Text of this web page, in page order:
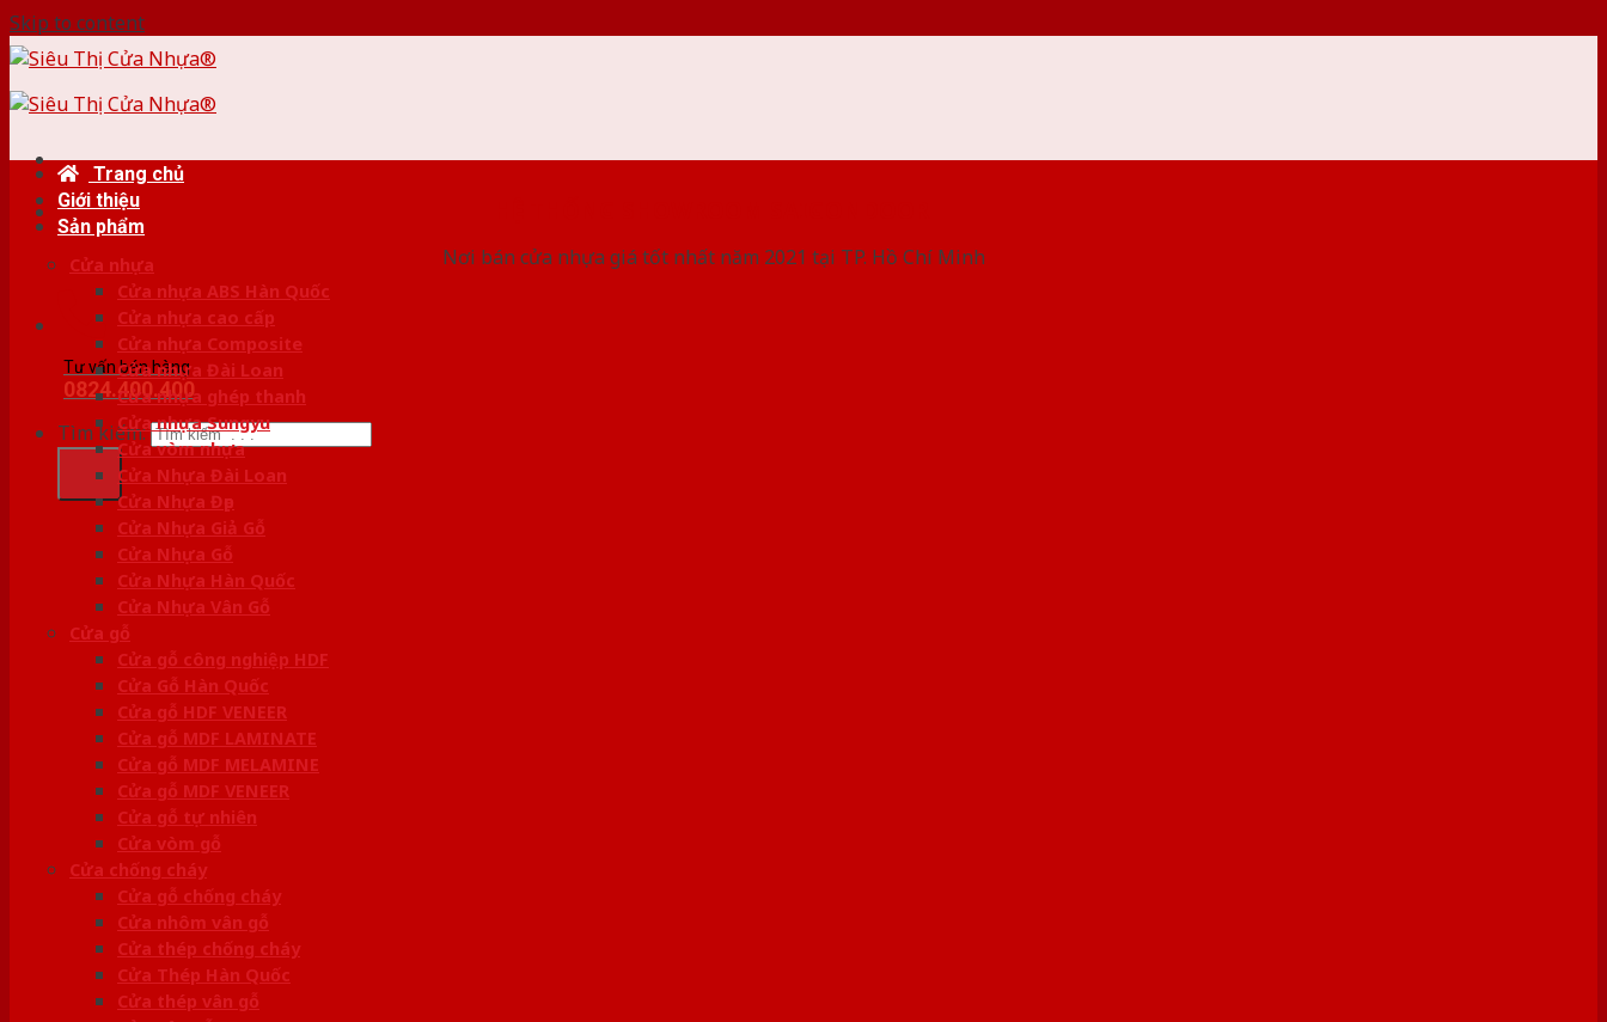
Skip to content
Nơi bán cửa nhựa giá tốt nhất năm 2021 tại TP. Hồ Chí Minh
Tư vấn bán hàng
0824.400.400
Tìm kiếm:
Trang chủ
Giới thiệu
Sản phẩm
Cửa nhựa
Cửa nhựa ABS Hàn Quốc
Cửa nhựa cao cấp
Cửa nhựa Composite
Cửa nhựa Đài Loan
Cửa nhựa ghép thanh
Cửa nhựa Sungyu
Cửa vòm nhựa
Cửa Nhựa Đài Loan
Cửa Nhựa Đẹp
Cửa Nhựa Giả Gỗ
Cửa Nhựa Gỗ
Cửa Nhựa Hàn Quốc
Cửa Nhựa Vân Gỗ
Cửa gỗ
Cửa gỗ công nghiệp HDF
Cửa Gỗ Hàn Quốc
Cửa gỗ HDF VENEER
Cửa gỗ MDF LAMINATE
Cửa gỗ MDF MELAMINE
Cửa gỗ MDF VENEER
Cửa gỗ tự nhiên
Cửa vòm gỗ
Cửa chống cháy
Cửa gỗ chống cháy
Cửa nhôm vân gỗ
Cửa thép chống cháy
Cửa Thép Hàn Quốc
Cửa thép vân gỗ